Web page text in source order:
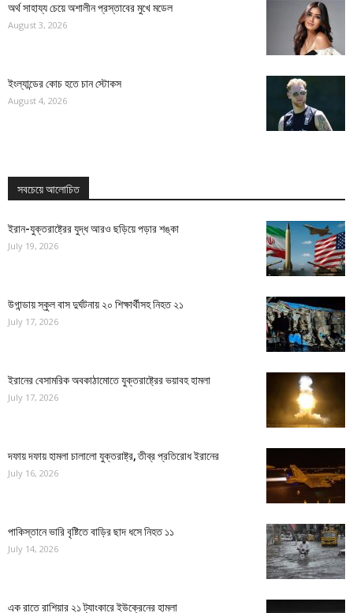
অর্থ সাহায্য চেয়ে অশালীন প্রস্তাবের মুখে মডেল
August 3, 2026
ইংল্যান্ডের কোচ হতে চান স্টোকস
August 4, 2026
সবচেয়ে আলোচিত
ইরান-যুক্তরাষ্ট্রের যুদ্ধ আরও ছড়িয়ে পড়ার শঙ্কা
July 19, 2026
উগান্ডায় স্কুল বাস দুর্ঘটনায় ২০ শিক্ষার্থীসহ নিহত ২১
July 17, 2026
ইরানের বেসামরিক অবকাঠামোতে যুক্তরাষ্ট্রের ভয়াবহ হামলা
July 17, 2026
দফায় দফায় হামলা চালালো যুক্তরাষ্ট্র, তীব্র প্রতিরোধ ইরানের
July 16, 2026
পাকিস্তানে ভারি বৃষ্টিতে বাড়ির ছাদ ধসে নিহত ১১
July 14, 2026
এক রাতে রাশিয়ার ২১ ট্যাংকারে ইউক্রেনের হামলা